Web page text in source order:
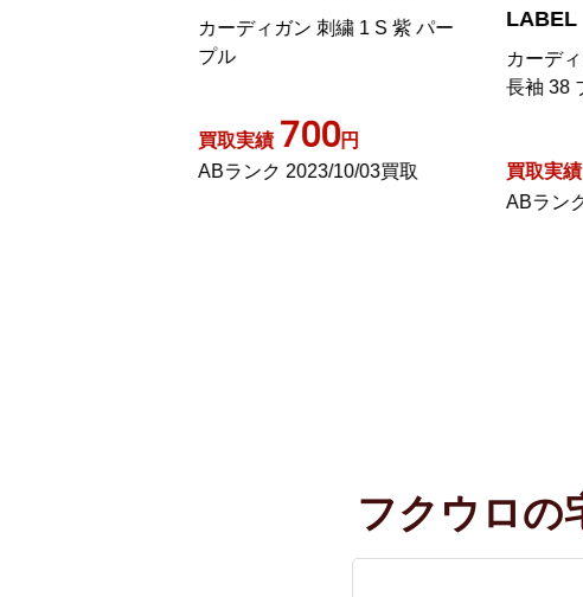
LABEL
カーディガン ニット リブ 切替
買取実績 1,500円
ハイゲ
ン クル
38 紺
Aランク
フクウロの